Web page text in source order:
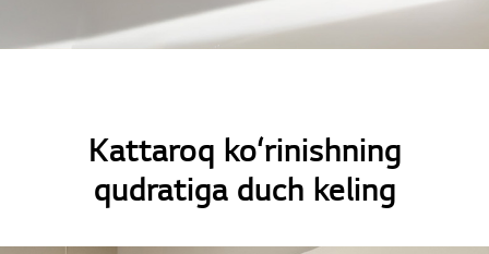
Kattaroq ko‘rinishning
qudratiga duch keling